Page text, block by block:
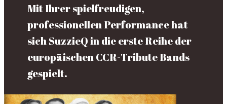
Mit Ihrer spielfreudigen,
professionellen Performance hat
sich SuzzieQ in die erste Reihe der
europäischen CCR-Tribute Bands
gespielt.